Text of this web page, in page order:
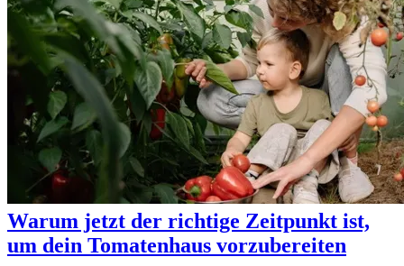
Warum jetzt der richtige Zeitpunkt ist,
um dein Tomatenhaus vorzubereiten